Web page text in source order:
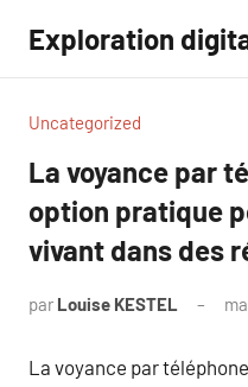
contenu
Exploration
Uncategorized
La voyance par
option pratique
vivant dans des
par Louise KESTEL
La voyance par